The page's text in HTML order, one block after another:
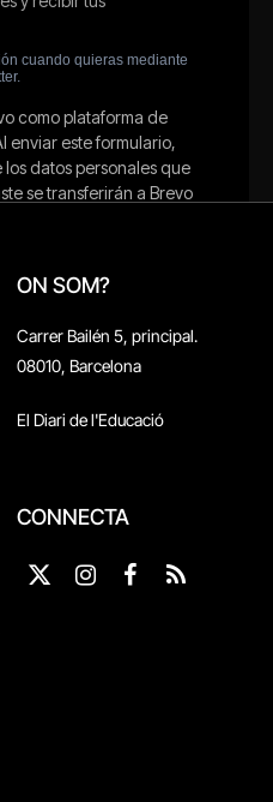
ON SOM?
Carrer Bailén 5, principal.
08010, Barcelona
El Diari de l'Educació
CONNECTA
X
Instagram
Facebook
RSS